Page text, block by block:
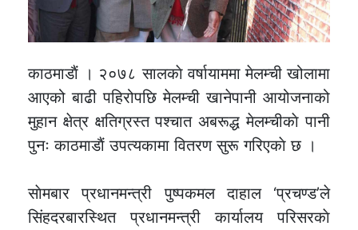
काठमाडाैं । २०७८ सालकाे वर्षायाममा मेलम्ची खोलामा
आएको बाढी पहिरोपछि मेलम्ची खानेपानी आयोजनाको
मुहान क्षेत्र क्षतिग्रस्त पश्चात अबरूद्ध मेलम्चीकाे पानी
पुनः काठमाडाैं उपत्यकामा वितरण सुरू गरिएकाे छ ।
साेमबार प्रधानमन्त्री पुष्पकमल दाहाल ‘प्रचण्ड’ले
सिंहदरबारस्थित प्रधानमन्त्री कार्यालय परिसरकाे